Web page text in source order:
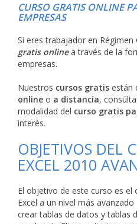
CURSO GRATIS ONLINE
EMPRESAS
Si eres trabajador en Régimen
gratis onlinea través de la
empresas.
Nuestros cursos gratis están
online o a distancia,
modalidad del curso gratis
interés.
OBJETIVOS DEL
EXCEL 2010
El objetivo de este curso es
Excel a un nivel más
crear tablas de datos y tablas